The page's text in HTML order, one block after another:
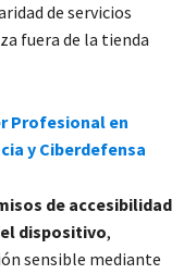
de servicios
fuera de la tienda
Profesional en
y Ciberdefensa
de accesibilidad
dispositivo,
sensible mediante